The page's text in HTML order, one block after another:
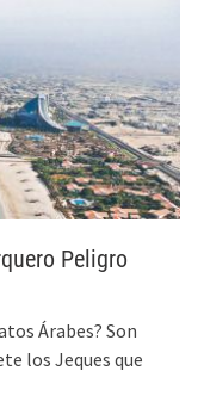
Peligro
Árabes? Son
los Jeques que